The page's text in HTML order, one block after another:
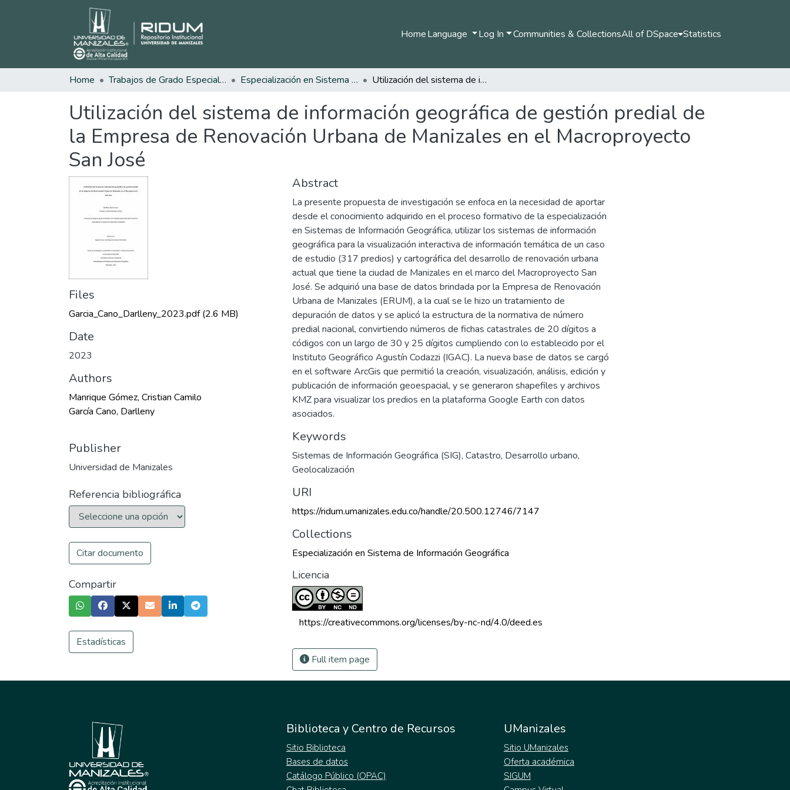
HomeLanguage Log In Communities & CollectionsAll of DSpace Statistics
Home Trabajos de Grado Especializaciones Especialización en Sistema de Información Geográfica Utilización del sistema de información geográfica de gestión predial de la Empresa de Renovación Urbana de Manizales en el Macroproyecto San José
Utilización del sistema de información geográfica de gestión predial de
la Empresa de Renovación Urbana de Manizales en el Macroproyecto
San José
Files
Garcia_Cano_Darlleny_2023.pdf(2.6 MB)
Date
2023
Authors
Manrique Gómez, Cristian Camilo
García Cano, Darlleny
Publisher
Universidad de Manizales
Referencia bibliográfica
Citar documento
Compartir
Estadísticas
Abstract
La presente propuesta de investigación se enfoca en la necesidad de aportar
desde el conocimiento adquirido en el proceso formativo de la especialización
en Sistemas de Información Geográfica, utilizar los sistemas de información
geográfica para la visualización interactiva de información temática de un caso
de estudio (317 predios) y cartográfica del desarrollo de renovación urbana
actual que tiene la ciudad de Manizales en el marco del Macroproyecto San
José. Se adquirió una base de datos brindada por la Empresa de Renovación
Urbana de Manizales (ERUM), a la cual se le hizo un tratamiento de
depuración de datos y se aplicó la estructura de la normativa de número
predial nacional, convirtiendo números de fichas catastrales de 20 dígitos a
códigos con un largo de 30 y 25 dígitos cumpliendo con lo establecido por el
Instituto Geográfico Agustín Codazzi (IGAC). La nueva base de datos se cargó
en el software ArcGis que permitió la creación, visualización, análisis, edición y
publicación de información geoespacial, y se generaron shapefiles y archivos
KMZ para visualizar los predios en la plataforma Google Earth con datos
asociados.
Keywords
Sistemas de Información Geográfica (SIG), Catastro, Desarrollo urbano,
Geolocalización
URI
https://ridum.umanizales.edu.co/handle/20.500.12746/7147
Collections
Especialización en Sistema de Información Geográfica
Licencia
https://creativecommons.org/licenses/by-nc-nd/4.0/deed.es
Full item page
Biblioteca y Centro de Recursos
Sitio Biblioteca
Bases de datos
Catálogo Público (OPAC)
UManizales
Sitio UManizales
Oferta académica
SIGUM